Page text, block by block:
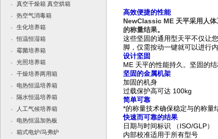
·
真空干燥箱 真空烘箱
·
热空气消毒箱
·
生化培养箱
·
恒温恒湿箱
·
霉菌培养箱
·
光照培养箱
·
干燥培养两用箱
·
电热恒温培养箱
·
隔水恒温培养箱
·
人工气候培养箱
·
电热恒温加热板
·
箱式电炉/马弗炉
高效便捷的性能
NewClassic ME 天平采用人
的称量结果。
这些坚固的通用型天平不仅让
脚，仅需按动一键就可以进行
设计坚固
ME 天平的性能持久。坚固的
坚固的金属机架
加固的机身
过载保护高可达 100kg
简单可靠
*的称量技术确保稳定与的称量
快速而可靠的结果
日期与时间标识 （ISO/GLP）
内部校准适用于所有型号